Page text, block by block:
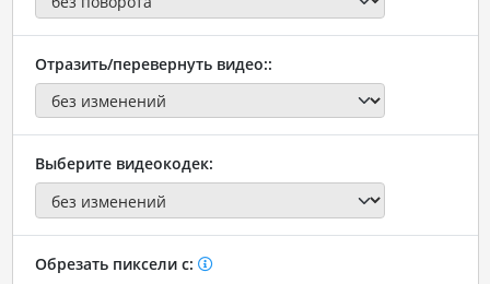
Отразить/перевернуть видео::
Выберите видеокодек:
Обрезать пиксели с: